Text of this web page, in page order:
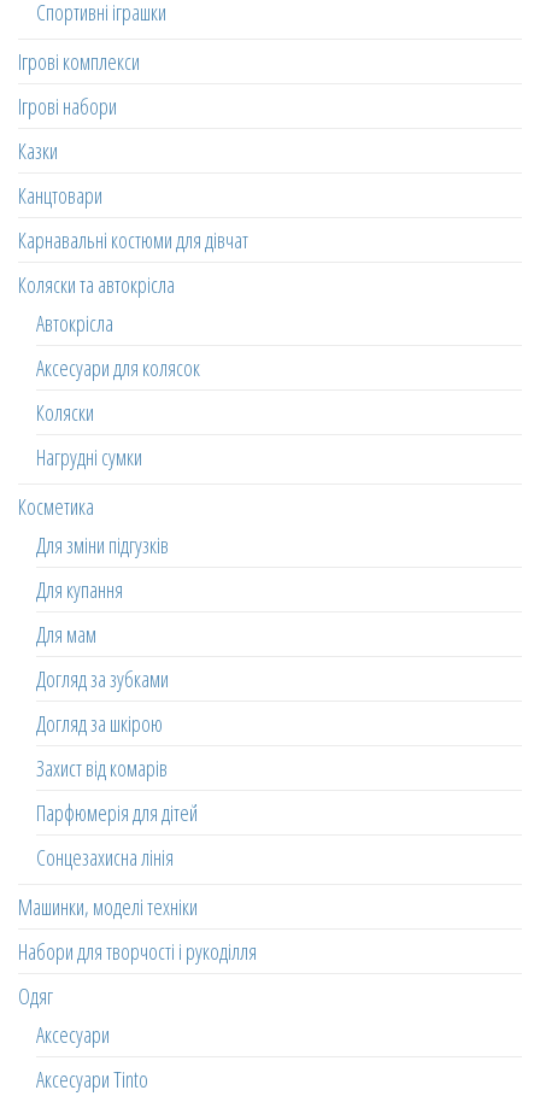
Спортивні іграшки
Ігрові комплекси
Ігрові набори
Казки
Канцтовари
Карнавальні костюми для дівчат
Коляски та автокрісла
Автокрісла
Аксесуари для колясок
Коляски
Нагрудні сумки
Косметика
Для зміни підгузків
Для купання
Для мам
Догляд за зубками
Догляд за шкірою
Захист від комарів
Парфюмерія для дітей
Сонцезахисна лінія
Машинки, моделі техніки
Набори для творчості і рукоділля
Одяг
Аксесуари
Аксесуари Tinto